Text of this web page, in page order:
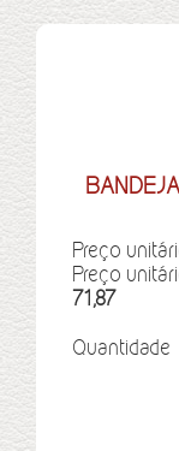
Preço
Preço
71,87
Quantidade